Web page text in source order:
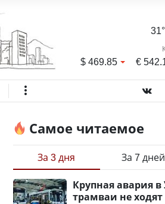
$469.85 €
Самое читаемое
За 3 дня За 7 дней
Крупная авария в
трамваи не ходят